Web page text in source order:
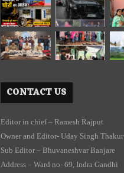
CONTACT US
Editor in chief – Ramesh Rajput
Owner and Editor- Uday Singh Thakur
Sub Editor – Bhuvaneshvar Banjare
Address – Ward no- 69, Indra Gandhi